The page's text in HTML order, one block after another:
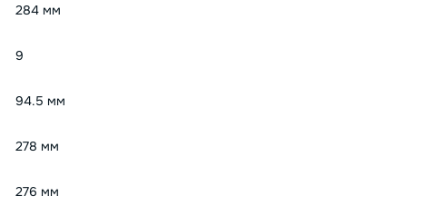
284 мм
9
94.5 мм
278 мм
276 мм